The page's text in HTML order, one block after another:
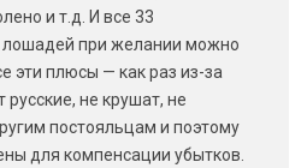
и т.д. И все 33
при желании можно
эти плюсы — как раз из-за
русские, не крушат, не
постояльцам и поэтому
для компенсации убытков.